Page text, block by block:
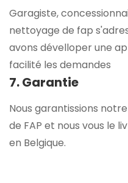
Garagiste,
nettoyage de fap
avons dévelloper une
facilité les demandes
7. Garantie
Nous garantissions
de FAP et nous vous le
en Belgique.